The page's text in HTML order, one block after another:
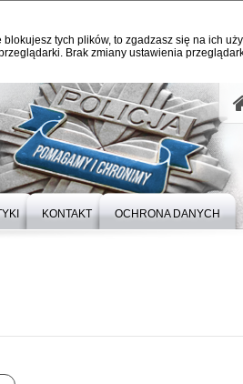
tych plików, to zgadzasz się na ich
Brak zmiany ustawienia
KONTAKT OCHRONA DANYCH